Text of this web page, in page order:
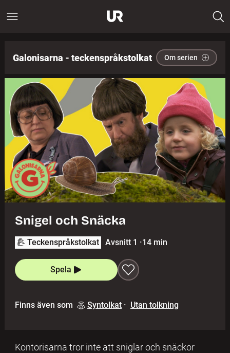
Galonisarna - teckenspråkstolkat Om serien
Snigel och Snäcka
Teckenspråkstolkat Avsnitt 1 ·14 min
Spela
Finns även som Syntolkat · Utan tolkning
Kontorisarna tror inte att sniglar och snäckor